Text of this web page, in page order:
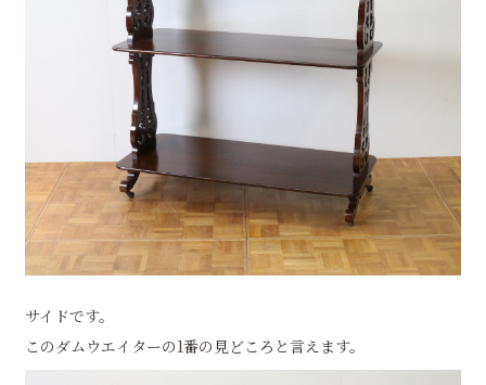
サイドです。
このダムウエイターの1番の見どころと言えます。